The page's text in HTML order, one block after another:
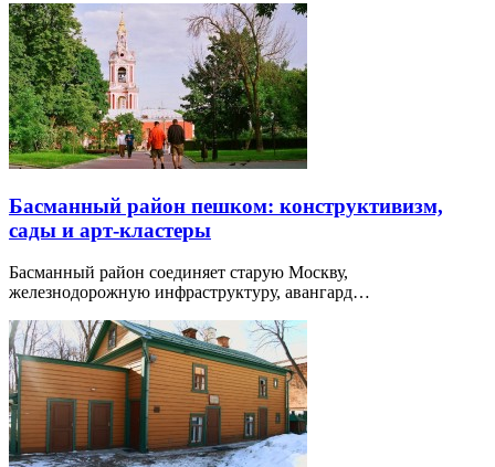
Басманный район пешком: конструктивизм,
сады и арт-кластеры
Басманный район соединяет старую Москву,
железнодорожную инфраструктуру, авангард…